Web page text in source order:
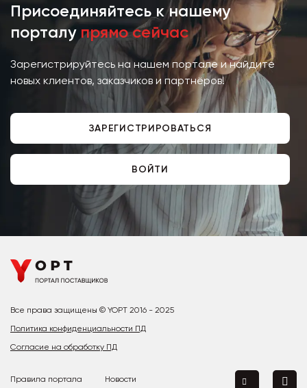
Присоединяйтесь к нашему
порталу прямо сейчас
Зарегистрируйтесь на нашем портале и найдите
новых клиентов, заказчиков и партнёров!
ЗАРЕГИСТРИРОВАТЬСЯ
ВОЙТИ
Все права защищены © YOPT 2016 - 2025
Политика конфиденциальности ПД
Согласие на обработку ПД
Правила портала Новости